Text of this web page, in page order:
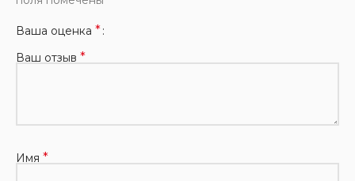
Ваша оценка *
Ваш отзыв *
Имя *